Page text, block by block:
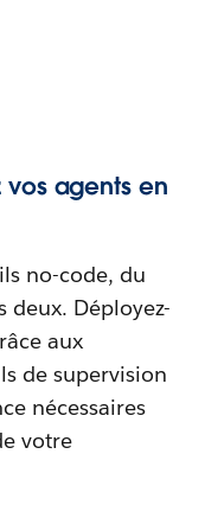
agents en
no-code, du
deux. Déployez-
aux
de supervision
nécessaires
votre